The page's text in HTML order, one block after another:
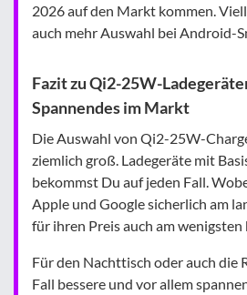
2026 auf den Markt kommen.
auch mehr Auswahl bei Android-
Fazit zu Qi2-25W-
Spannendes im Markt
Die Auswahl von Qi2-25W-
ziemlich groß. Ladegeräte mit
bekommst Du auf jeden Fall.
Apple und Google sicherlich am
für ihren Preis auch am wenigsten
Für den Nachttisch oder auch die
Fall bessere und vor allem